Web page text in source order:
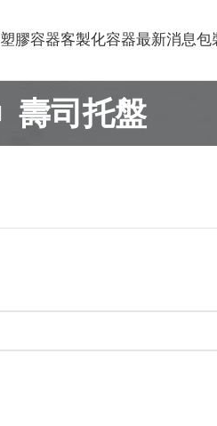
塑膠容器客製化容器最新消息包
壽司托盤